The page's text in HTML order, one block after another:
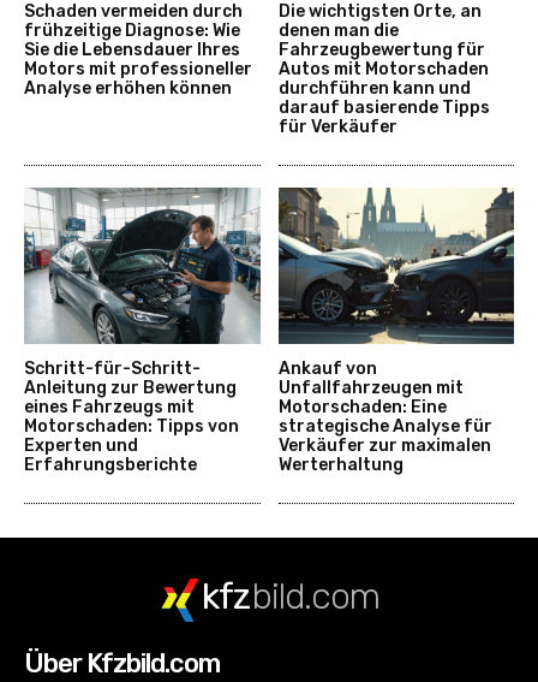
Schaden vermeiden durch
frühzeitige Diagnose: Wie
Sie die Lebensdauer Ihres
Motors mit professioneller
Analyse erhöhen können
Die wichtigsten Orte, an
denen man die
Fahrzeugbewertung für
Autos mit Motorschaden
durchführen kann und
darauf basierende Tipps
für Verkäufer
Schritt-für-Schritt-
Anleitung zur Bewertung
eines Fahrzeugs mit
Motorschaden: Tipps von
Experten und
Erfahrungsberichte
Ankauf von
Unfallfahrzeugen mit
Motorschaden: Eine
strategische Analyse für
Verkäufer zur maximalen
Werterhaltung
kfzbild.com
Über Kfzbild.com